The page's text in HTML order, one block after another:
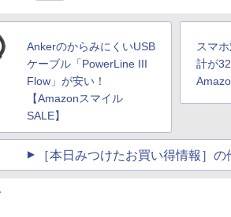
AnkerのからみにくいUSB
ケーブル「PowerLine III
Flow」が安い！
【Amazonスマイル
SALE】
スマ
計が
［本日みつけたお買い得情報］